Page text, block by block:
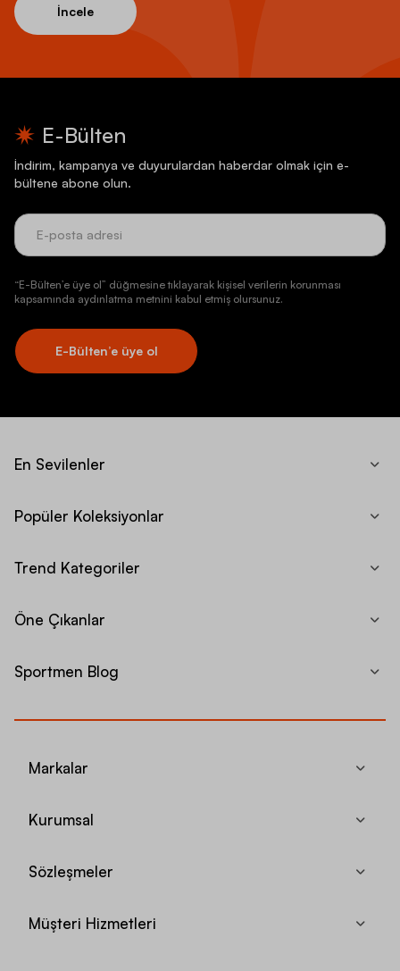
İncele
E-Bülten
İndirim, kampanya ve duyurulardan haberdar olmak için e-
bültene abone olun.
“E-Bülten’e üye ol” düğmesine tıklayarak kişisel verilerin korunması
kapsamında aydınlatma metnini kabul etmiş olursunuz.
E-Bülten’e üye ol
En Sevilenler
Popüler Koleksiyonlar
Trend Kategoriler
Öne Çıkanlar
Sportmen Blog
Markalar
Kurumsal
Sözleşmeler
Müşteri Hizmetleri